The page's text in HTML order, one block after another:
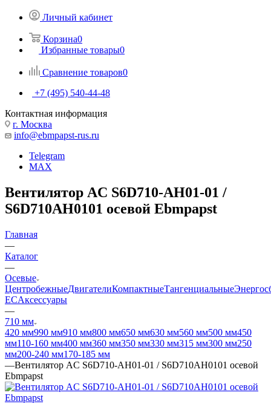
Личный кабинет
Корзина0
Избранные товары0
Сравнение товаров0
+7 (495) 540-44-48
Контактная информация
г. Москва
info@ebmpapst-rus.ru
Telegram
MAX
Вентилятор AC S6D710-AH01-01 /
S6D710AH0101 осевой Ebmpapst
Главная
—
Каталог
—
Осевые
ЦентробежныеДвигателиКомпактныеТангенциальные
ECАксессуары
—
710 мм
420 мм990 мм910 мм800 мм650 мм630 мм560 мм500 мм450
мм110-160 мм400 мм360 мм350 мм330 мм315 мм300 мм250
мм200-240 мм170-185 мм
—Вентилятор AC S6D710-AH01-01 / S6D710AH0101 осевой
Ebmpapst